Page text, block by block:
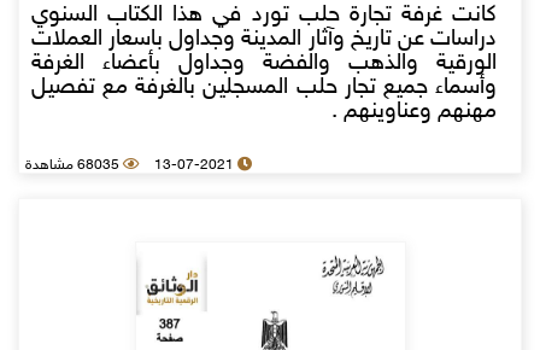
كانت غرفة تجارة حلب تورد في هذا الكتاب السنوي
دراسات عن تاريخ وآثار المدينة وجداول باسعار العملات
الورقية والذهب والفضة وجداول بأعضاء الغرفة
وأسماء جميع تجار حلب المسجلين بالغرفة مع تفصيل
مهنهم وعناوينهم .
13-07-2021 68035 مشاهدة